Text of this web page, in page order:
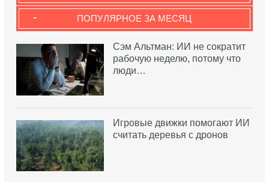
ПОПУЛЯРНОЕ ЗА МЕСЯЦ
-
Сэм Альтман: ИИ не сократит
рабочую неделю, потому что
люди…
Игровые движки помогают ИИ
считать деревья с дронов